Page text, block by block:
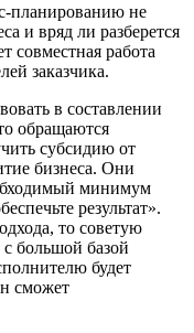
планированию не
и вряд ли разберется
совместная работа
заказчика.
в составлении
обращаются
субсидию от
бизнеса. Они
минимум
результат».
то советую
большой базой
будет
сможет